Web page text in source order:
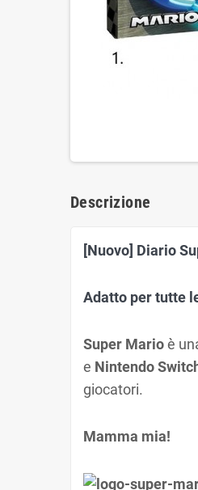
Descrizione
[Nuovo] Diario
Adatto per tutte
Super Marioè
e Nintendo
giocatori.
Mamma mia!